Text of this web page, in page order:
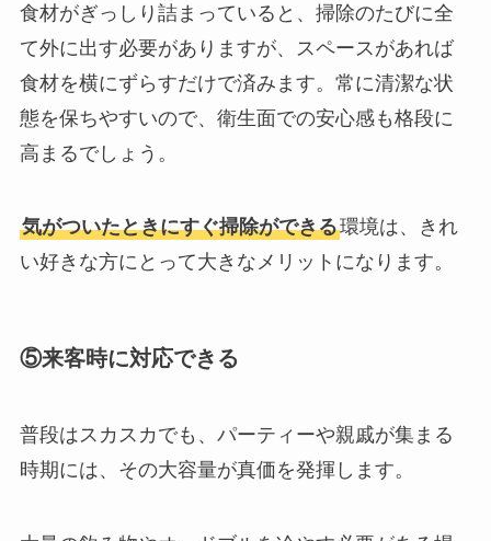
食材がぎっしり詰まっていると、掃除のたびに全
て外に出す必要がありますが、スペースがあれば
食材を横にずらすだけで済みます。常に清潔な状
態を保ちやすいので、衛生面での安心感も格段に
高まるでしょう。
気がついたときにすぐ掃除ができる環境は、きれ
い好きな方にとって大きなメリットになります。
⑤来客時に対応できる
普段はスカスカでも、パーティーや親戚が集まる
時期には、その大容量が真価を発揮します。